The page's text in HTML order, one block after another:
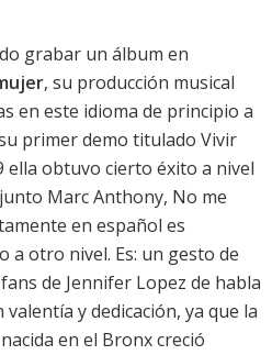
grabar un álbum en
, su producción musical
en este idioma de principio a
primer demo titulado Vivir
ella obtuvo cierto éxito a nivel
Marc Anthony, No me
en español es
a otro nivel. Es: un gesto de
de Jennifer Lopez de habla
y dedicación, ya que la
en el Bronx creció